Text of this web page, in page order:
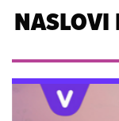
NASLOVI